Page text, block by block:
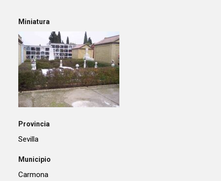
Miniatura
Provincia
Sevilla
Municipio
Carmona